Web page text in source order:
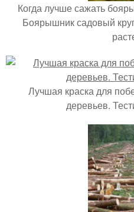
Когда лучше сажать
Боярышник садовый
Лучшая краска для
деревьев.